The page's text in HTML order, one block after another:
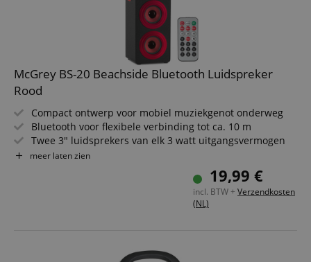
McGrey BS-20 Beachside Bluetooth Luidspreker
Rood
Compact ontwerp voor mobiel muziekgenot onderweg
Bluetooth voor flexibele verbinding tot ca. 10 m
Twee 3" luidsprekers van elk 3 watt uitgangsvermogen
USB/SD-slots voor MP3-weergave en AUX-ingang
Geïntegreerd FM-radio met 30 geheugenplaatsen voor
Inclusief IR-afstandsbediening, 1050 mAh accu, USB-
laadkabel, stereo-audiokabel (3,5 mm jack)
meer laten zien
19,99 €
incl. BTW + Verzendkosten
(NL)